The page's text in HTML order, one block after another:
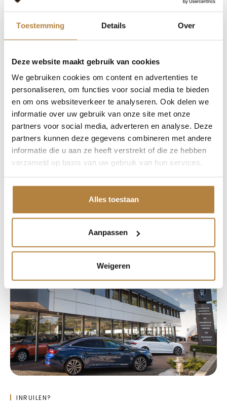
Toestemming Details Over
Deze website maakt gebruik van cookies
We gebruiken cookies om content en advertenties te
personaliseren, om functies voor social media te bieden
en om ons websiteverkeer te analyseren. Ook delen we
informatie over uw gebruik van onze site met onze
partners voor social media, adverteren en analyse. Deze
partners kunnen deze gegevens combineren met andere
informatie die u aan ze heeft verstrekt of die ze hebben
verzameld op basis van uw gebruik van hun services.
Alles toestaan
Aanpassen
Weigeren
Een auto leasen?
Een zeer interessante financieringsvorm is leasen,
voor zowel zakelijk als particulier. Overweegt u een
auto-financiering? Neem dan gerust contact met
ons op!
INRUILEN?